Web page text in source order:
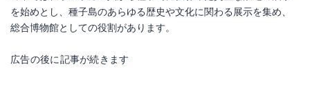
を始めとし、種子島のあらゆる歴史や文化に関わる展示を集め、
総合博物館としての役割があります。
広告の後に記事が続きます